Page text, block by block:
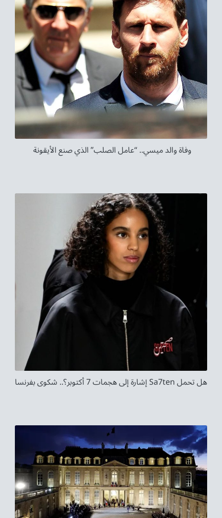
وفاة والد ميسي.. “عامل الصلب” الذي صنع الأيقونة
هل تحمل Sa7ten إشارة إلى هجمات 7 أكتوبر؟.. شكوى بفرنسا